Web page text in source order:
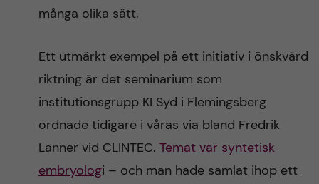
många olika sätt.
Ett utmärkt exempel på ett initiativ i önskvärd
riktning är det seminarium som
institutionsgrupp KI Syd i Flemingsberg
ordnade tidigare i våras via bland Fredrik
Lanner vid CLINTEC. Temat var syntetisk
embryologi – och man hade samlat ihop ett